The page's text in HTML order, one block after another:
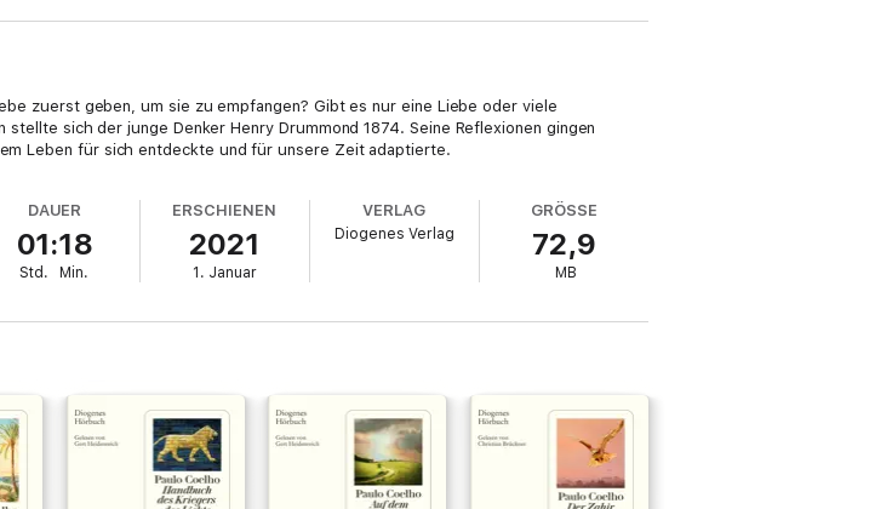
zuerst geben, um sie zu empfangen? Gibt es nur eine Liebe oder viele
sich der junge Denker Henry Drummond 1874. Seine Reflexionen gingen
Leben für sich entdeckte und für unsere Zeit adaptierte.
DAUER
01:18
Std. Min.
ERSCHIENEN
2021
1. Januar
VERLAG
Diogenes Verlag
GRÖSSE
72,9
MB